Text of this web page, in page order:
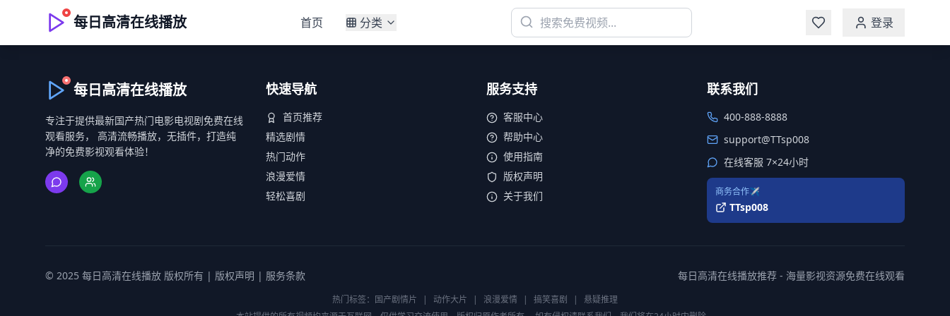
每日高清在线播放 首页 分类 登录
每日高清在线播放
专注于提供最新国产热门电影电视剧免费在线
观看服务， 高清流畅播放，无插件，打造纯
净的免费影视观看体验！
快速导航
首页推荐
精选剧情
热门动作
浪漫爱情
轻松喜剧
服务支持
客服中心
帮助中心
使用指南
版权声明
关于我们
联系我们
400-888-8888
support@TTsp008
在线客服 7×24小时
商务合作✈️
TTsp008
© 2025 每日高清在线播放 版权所有 | 版权声明 | 服务条款 每日高清在线播放推荐 - 海量影视资源免费在线观看
热门标签： 国产剧情片 | 动作大片 | 浪漫爱情 | 搞笑喜剧 |
悬疑推理